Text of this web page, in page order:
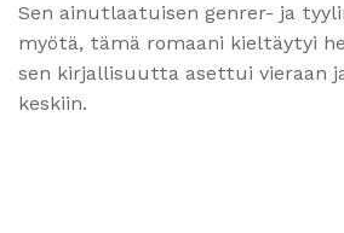
Sen ainutlaatuisen genrer- ja
myötä, tämä romaani kieltäytyi
sen kirjallisuutta asettui vieraan
keskiin.